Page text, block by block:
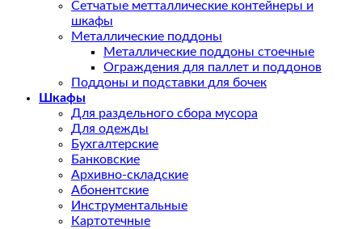
Сетчатые метталлические контейнеры и
шкафы
Металлические поддоны
Металлические поддоны стоечные
Ограждения для паллет и поддонов
Поддоны и подставки для бочек
Шкафы
Для раздельного сбора мусора
Для одежды
Бухгалтерские
Банковские
Архивно-складские
Абонентские
Инструментальные
Картотечные